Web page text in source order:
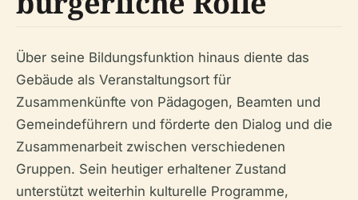
Über seine Bildungsfunktion hinaus diente das
Gebäude als Veranstaltungsort für
Zusammenkünfte von Pädagogen, Beamten und
Gemeindeführern und förderte den Dialog und die
Zusammenarbeit zwischen verschiedenen
Gruppen. Sein heutiger erhaltener Zustand
unterstützt weiterhin kulturelle Programme,